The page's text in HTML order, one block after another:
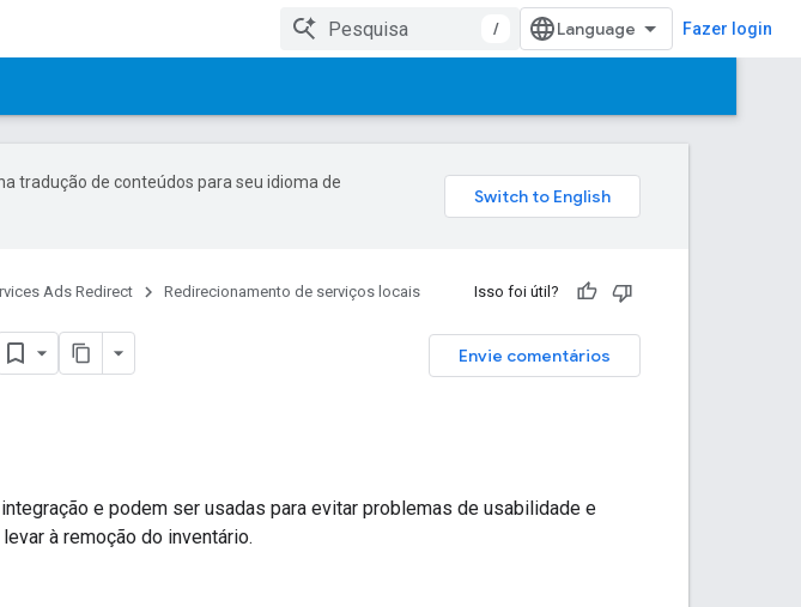
/ Fazer login
tradução de conteúdos para seu idioma de
Ads Redirect Redirecionamento de serviços locais Isso foi útil?
Envie comentários
e podem ser usadas para evitar problemas de usabilidade e
à remoção do inventário.